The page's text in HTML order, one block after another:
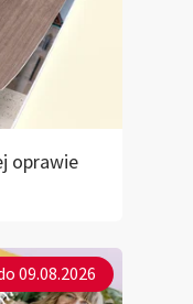
oprawie
09.08.2026